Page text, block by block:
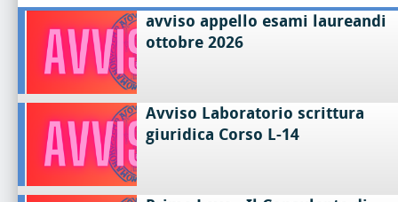
avviso appello esami laureandi
ottobre 2026
Avviso Laboratorio scrittura
giuridica Corso L-14